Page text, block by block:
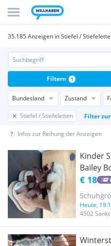
35.185 Anzeigen in Stiefel /
Bundesland Zustand
Stiefel / Stiefeletten Filter
Filtern 1
Infos zur Reihung der Anzeigen
Kinder
Bailey
22
€ 18
Heute,
4502